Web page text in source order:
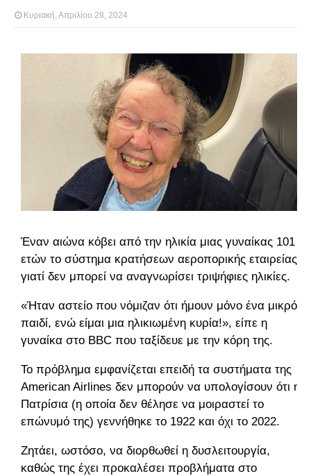
Κυριακή, Απριλίου 28, 2024
Έναν αιώνα κόβει από την ηλικία μιας γυναίκας 101
ετών το σύστημα κρατήσεων αεροπορικής εταιρείας
γιατί δεν μπορεί να αναγνωρίσει τριψήφιες ηλικίες.
«Ήταν αστείο που νόμιζαν ότι ήμουν μόνο ένα μικρό
παιδί, ενώ είμαι μια ηλικιωμένη κυρία!», είπε η
γυναίκα στο BBC που ταξίδευε με την κόρη της.
Το πρόβλημα εμφανίζεται επειδή τα συστήματα της
American Airlines δεν μπορούν να υπολογίσουν ότι η
Πατρίσια (η οποία δεν θέλησε να μοιραστεί το
επώνυμό της) γεννήθηκε το 1922 και όχι το 2022.
Ζητάει, ωστόσο, να διορθωθεί η δυσλειτουργία,
καθώς της έχει προκαλέσει προβλήματα στο